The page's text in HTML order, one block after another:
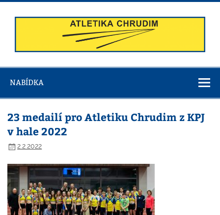
Skip
content
Chrudim
NABÍDKA
23 medailí pro Atletiku Chrudim z KPJ
v hale 2022
2.2.2022